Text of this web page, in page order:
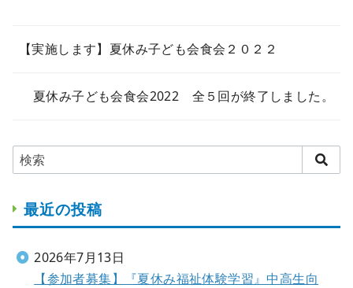
【実施します】夏休み子ども会食会２０２２
夏休み子ども会食会2022 全５回が終了しました。
最近の投稿
【参加者募集】『夏休み福祉体験学習』中高生向
2026年7月13日